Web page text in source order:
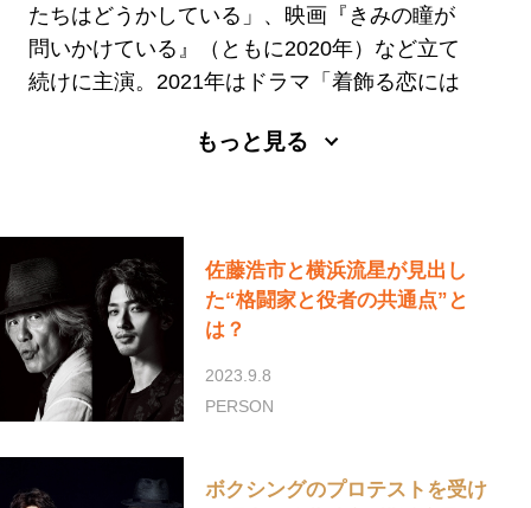
たちはどうかしている」、映画『きみの瞳が
問いかけている』（ともに2020年）など立て
続けに主演。2021年はドラマ「着飾る恋には
もっと見る
佐藤浩市と横浜流星が見出し
た“格闘家と役者の共通点”と
は？
2023.9.8
PERSON
ボクシングのプロテストを受け